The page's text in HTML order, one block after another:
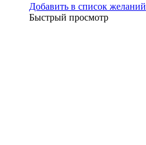
Добавить в список желаний
Быстрый просмотр